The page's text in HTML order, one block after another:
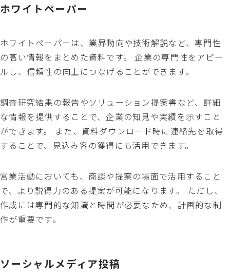
ホワイトペーパー
ホワイトペーパーは、業界動向や技術解説など、専門性
の高い情報をまとめた資料です。 企業の専門性をアピー
ルし、信頼性の向上につなげることができます。
調査研究結果の報告やソリューション提案書など、詳細
な情報を提供することで、企業の知見や実績を示すこと
ができます。 また、資料ダウンロード時に連絡先を取得
することで、見込み客の獲得にも活用できます。
営業活動においても、商談や提案の場面で活用すること
で、より説得力のある提案が可能になります。 ただし、
作成には専門的な知識と時間が必要なため、計画的な制
作が重要です。
ソーシャルメディア投稿